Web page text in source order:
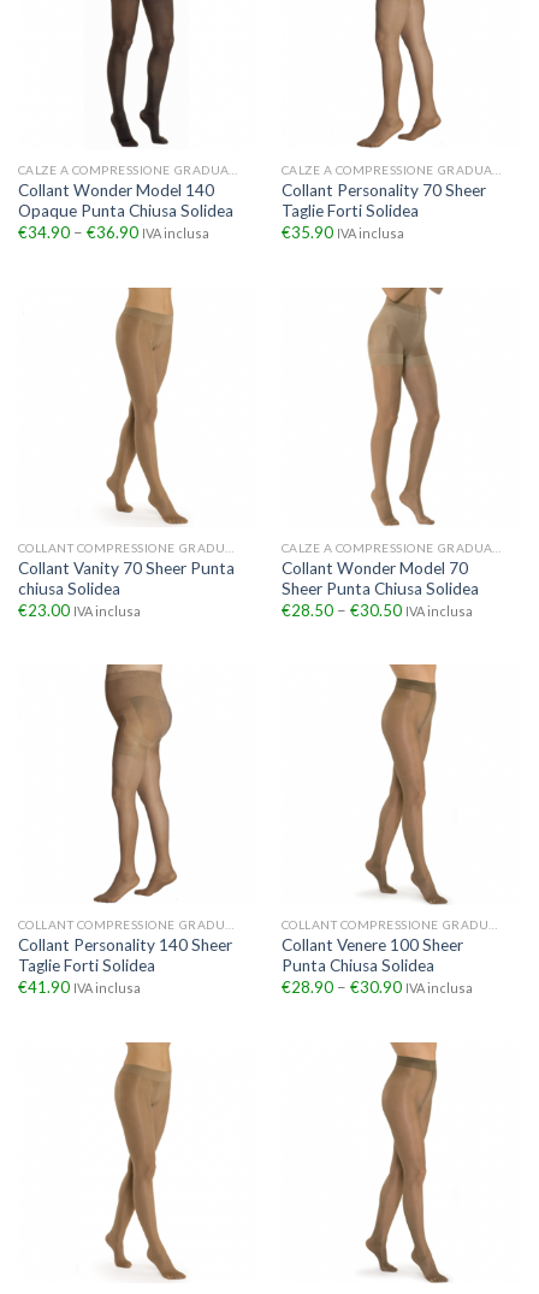
CALZE A COMPRESSIONE GRADUATA
Collant Wonder Model 140
Opaque Punta Chiusa Solidea
€34.90– €36.90 IVA inclusa
CALZE A COMPRESSIONE GRADUATA
Collant Personality 70 Sheer
Taglie Forti Solidea
€35.90 IVA inclusa
Collant Vanity 70 Sheer Punta
chiusa Solidea
€23.00 IVA inclusa
CALZE A COMPRESSIONE GRADUATA
Collant Wonder Model 70
Sheer Punta Chiusa Solidea
€28.50– €30.50 IVA inclusa
Collant Personality 140 Sheer
Taglie Forti Solidea
€41.90 IVA inclusa
Collant Venere 100 Sheer
Punta Chiusa Solidea
€28.90– €30.90 IVA inclusa